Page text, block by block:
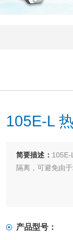
105E-L
简要描述： 105E-
隔离，可避免由
产品型号：